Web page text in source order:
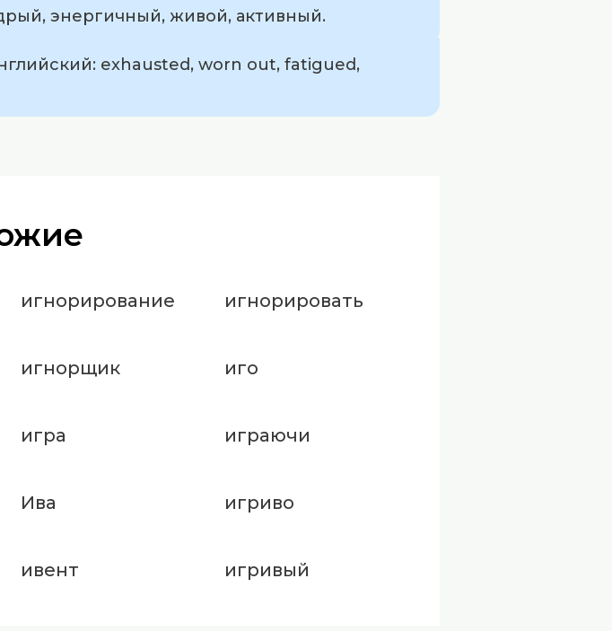
энергичный, живой, активный.
exhausted, worn out, fatigued,
игнорирование игнорировать
игнорщик иго
игра играючи
Ива игриво
ивент игривый